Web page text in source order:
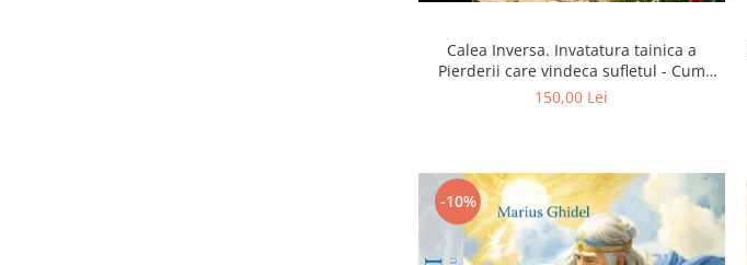
Calea Inversa. Invatatura tainica a
Pierderii care vindeca sufletul - Cum
Pierderea, durerea si renuntarea devin
150,00 Lei
-10%